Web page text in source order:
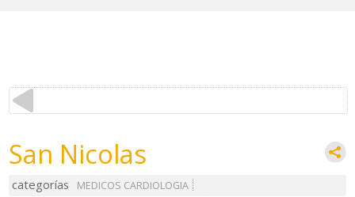
San Nicolas
categorías
MEDICOS CARDIOLOGIA